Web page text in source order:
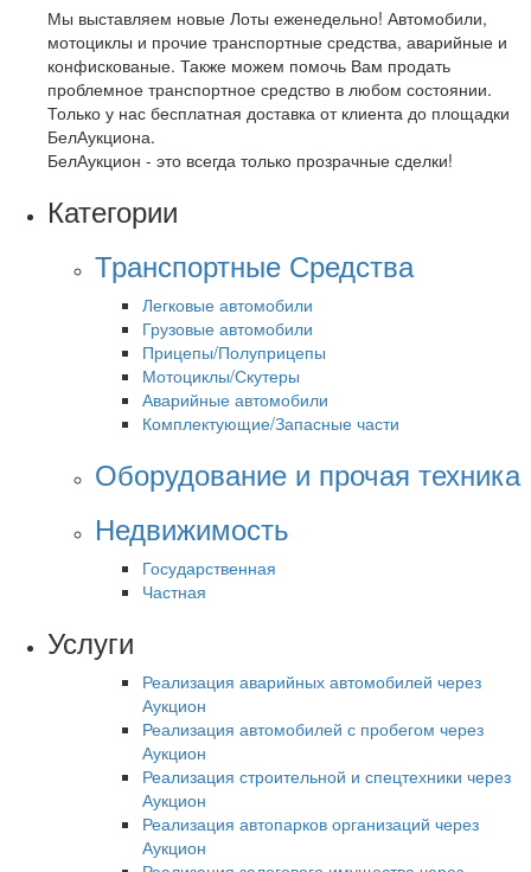
Мы выставляем новые Лоты еженедельно! Автомобили,
мотоциклы и прочие транспортные средства, аварийные и
конфискованые. Также можем помочь Вам продать
проблемное транспортное средство в любом состоянии.
Только у нас бесплатная доставка от клиента до площадки
БелАукциона.
БелАукцион - это всегда только прозрачные сделки!
Категории
Транспортные Средства
Легковые автомобили
Грузовые автомобили
Прицепы/Полуприцепы
Мотоциклы/Скутеры
Аварийные автомобили
Комплектующие/Запасные части
Оборудование и прочая техника
Недвижимость
Государственная
Частная
Услуги
Реализация аварийных автомобилей через
Аукцион
Реализация автомобилей с пробегом через
Аукцион
Реализация строительной и спецтехники через
Аукцион
Реализация автопарков организаций через
Аукцион